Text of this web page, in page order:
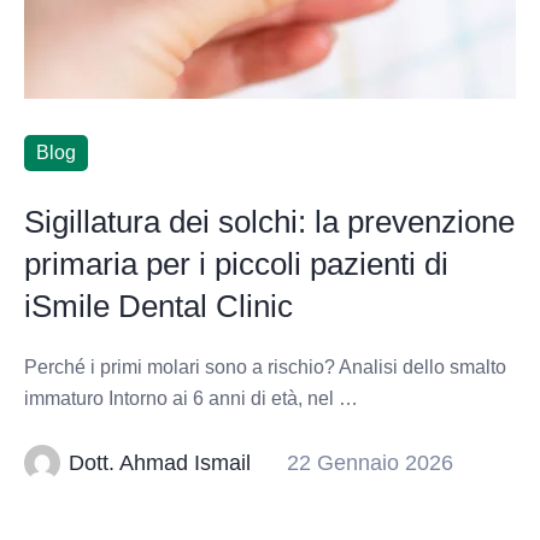
Blog
Sigillatura dei solchi: la prevenzione
primaria per i piccoli pazienti di
iSmile Dental Clinic
Perché i primi molari sono a rischio? Analisi dello smalto
immaturo Intorno ai 6 anni di età, nel …
Dott. Ahmad Ismail 22 Gennaio 2026